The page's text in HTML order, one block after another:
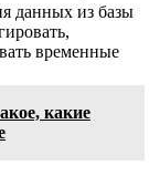
данных из базы
временные
какие